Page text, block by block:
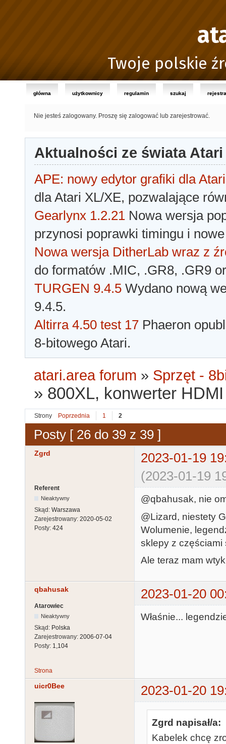
Twoje polskie
główna użytkownicy regulamin szukaj
Nie jesteś zalogowany. Proszę się zalogować lub zarejestrować.
Aktualności ze świata Atari
APE: nowy edytor grafiki dla Atari
dla Atari XL/XE, pozwalające
Gearlynx 1.2.21 Nowa wersja
przynosi poprawki timingu i
Nowa wersja DitherLab wraz z
do formatów .MIC, .GR8, .GR9
TURGEN 9.4.5 Wydano nową
9.4.5.
Altirra 4.50 test 17 Phaeron
8-bitowego Atari.
atari.area forum » Sprzęt -
» 800XL, konwerter
Strony Poprzednia 1 2
Posty [ 26 do 39 z 39 ]
Zgrd
2023-01-19
(2023-01-19
Referent
Nieaktywny
Skąd: Warszawa
Zarejestrowany: 2020-05-02
Posty: 424
@qbahusak, nie
@Lizard, niestety
Wolumenie,
sklepy z częściami
Ale teraz mam
qbahusak 2023-01-20
Atarowiec
Nieaktywny
Skąd: Polska
Zarejestrowany: 2006-07-04
Posty: 1,104
Właśnie...
Strona
uicr0Bee 2023-01-20
Zgrd napisał/a:
Kabelek chcę